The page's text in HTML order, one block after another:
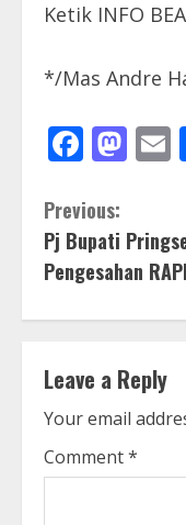
Ketik INFO
*/Mas Andre
C
o
n
i
n
u
Previous:
Pj Bupati
Pengesahan
Leave a Reply
Your email
Comment*